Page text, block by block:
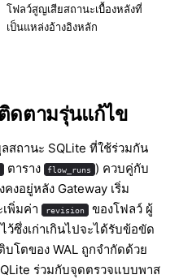
โฟลว์สูญเสียสถานะเบื้องหลังที่
เป็นแหล่งอ้างอิงหลัก
ดตามรุ่นแก้ไข
สถานะ SQLite ที่ใช้ร่วมกัน
ตาราง flow_runs ) ควบคู่กับ
งอยู่หลัง Gateway เริ่ม
พิ่มค่า
revision ของโฟลว์ ผู้
ซึ่งเก่าเกินไปจะได้รับข้อขัด
โตของ WAL ถูกจำกัดด้วย
ร่วมกับจุดตรวจแบบพาส